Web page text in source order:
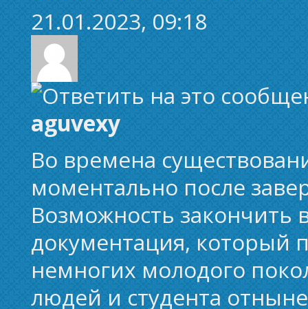
21.01.2023, 09:18
aguvexy
Во времена
моментально после
Возможность
документация, который
немногих молодого
людей и студента